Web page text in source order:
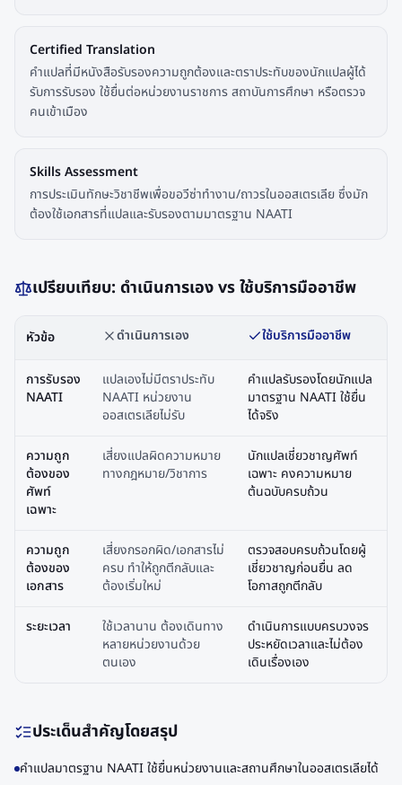
Certified Translation
คำแปลที่มีหนังสือรับรองความถูกต้องและตราประทับของนักแปลผู้ได้
รับการรับรอง ใช้ยื่นต่อหน่วยงานราชการ สถาบันการศึกษา หรือตรวจ
คนเข้าเมือง
Skills Assessment
การประเมินทักษะวิชาชีพเพื่อขอวีซ่าทำงาน/ถาวรในออสเตรเลีย ซึ่งมัก
ต้องใช้เอกสารที่แปลและรับรองตามมาตรฐาน NAATI
เปรียบเทียบ: ดำเนินการเอง vs ใช้บริการมืออาชีพ
หัวข้อ ดำเนินการเอง ใช้บริการมืออาชีพ
การรับรอง
NAATI
แปลเองไม่มีตราประทับ
NAATI หน่วยงาน
ออสเตรเลียไม่รับ
คำแปลรับรองโดยนักแปล
มาตรฐาน NAATI ใช้ยื่น
ได้จริง
ความถูก
ต้องของ
ศัพท์
เฉพาะ
เสี่ยงแปลผิดความหมาย
ทางกฎหมาย/วิชาการ
นักแปลเชี่ยวชาญศัพท์
เฉพาะ คงความหมาย
ต้นฉบับครบถ้วน
ความถูก
ต้องของ
เอกสาร
เสี่ยงกรอกผิด/เอกสารไม่
ครบ ทำให้ถูกตีกลับและ
ต้องเริ่มใหม่
ตรวจสอบครบถ้วนโดยผู้
เชี่ยวชาญก่อนยื่น ลด
โอกาสถูกตีกลับ
ระยะเวลา
ใช้เวลานาน ต้องเดินทาง
หลายหน่วยงานด้วย
ตนเอง
ดำเนินการแบบครบวงจร
ประหยัดเวลาและไม่ต้อง
เดินเรื่องเอง
ประเด็นสำคัญโดยสรุป
คำแปลมาตรฐาน NAATI ใช้ยื่นหน่วยงานและสถานศึกษาในออสเตรเลียได้